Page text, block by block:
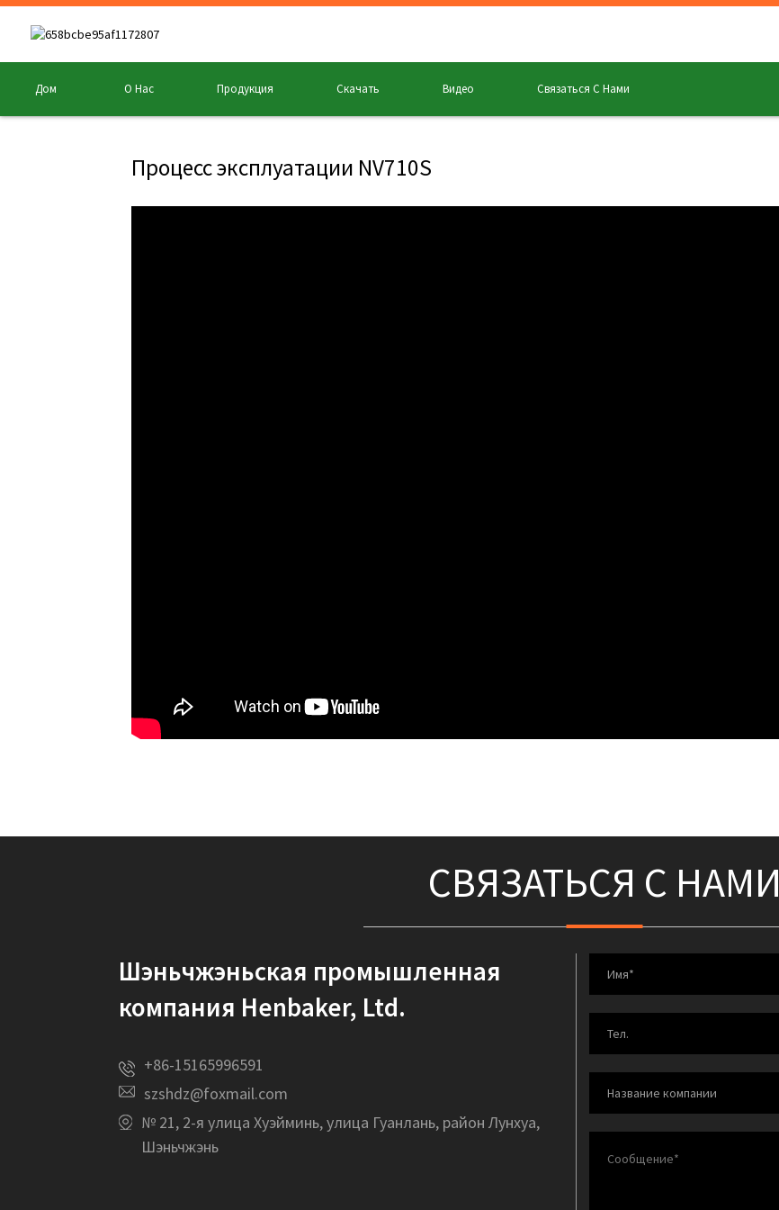
Дом О Нас Продукция Скачать Видео Связаться С Нами
Процесс эксплуатации NV710S
СВЯЗАТЬСЯ С НАМИ
Шэньчжэньская промышленная
компания Henbaker, Ltd.
+86-15165996591
szshdz@foxmail.com
№ 21, 2-я улица Хуэйминь, улица Гуанлань, район Лунхуа,
Шэньчжэнь